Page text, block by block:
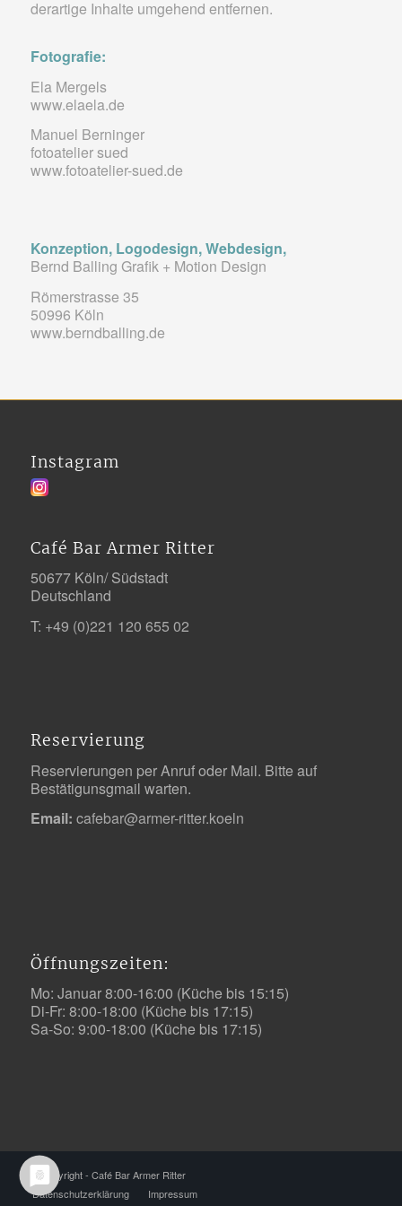
derartige Inhalte umgehend entfernen.
Fotografie:
Ela Mergels
www.elaela.de
Manuel Berninger
fotoatelier sued
www.fotoatelier-sued.de
Konzeption, Logodesign, Webdesign,
Bernd Balling Grafik + Motion Design
Römerstrasse 35
50996 Köln
www.berndballing.de
Instagram
Café Bar Armer Ritter
50677 Köln/ Südstadt
Deutschland
T: +49 (0)221 120 655 02
Reservierung
Reservierungen per Anruf oder Mail. Bitte auf
Bestätigunsgmail warten.
Email: cafebar@armer-ritter.koeln
Öffnungszeiten:
Mo: Januar 8:00-16:00 (Küche bis 15:15)
Di-Fr: 8:00-18:00 (Küche bis 17:15)
Sa-So: 9:00-18:00 (Küche bis 17:15)
© Copyright - Café Bar Armer Ritter
Datenschutzerklärung
Impressum